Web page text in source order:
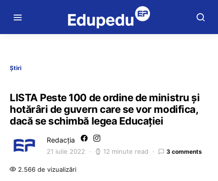
Știri
LISTA Peste 100 de ordine de ministru și
hotărâri de guvern care se vor modifica,
dacă se schimbă legea Educației
Redacția
21 iulie 2022 12 minute read 3 comments
2.566 de vizualizări